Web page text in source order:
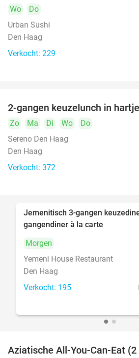
Wo
Do
Urban Sushi
Den Haag
Verkocht: 229
2-gangen keuzelunch in
Zo Ma Di Wo
Do
Sereno Den Haag
Den Haag
Verkocht: 372
Jemenitisch 3-gangen
gangendiner à la carte
Morgen
Yemeni House Restaurant
Den Haag
Verkocht: 195
Aziatische All-You-Can-Eat